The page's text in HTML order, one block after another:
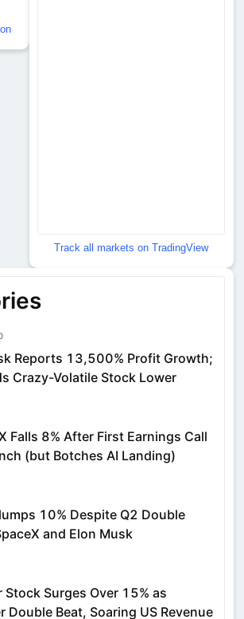
Track all markets on TradingView